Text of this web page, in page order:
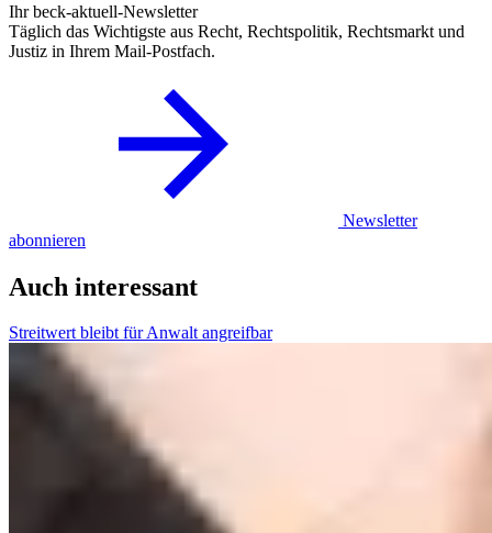
Ihr beck-aktuell-Newsletter
Täglich das Wichtigste aus Recht, Rechtspolitik, Rechtsmarkt und
Justiz in Ihrem Mail-Postfach.
Newsletter
abonnieren
Auch interessant
Streitwert bleibt für Anwalt angreifbar